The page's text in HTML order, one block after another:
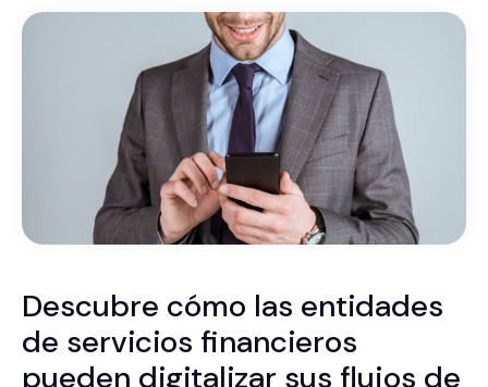
Descubre cómo las entidades
de servicios financieros
pueden digitalizar sus flujos de